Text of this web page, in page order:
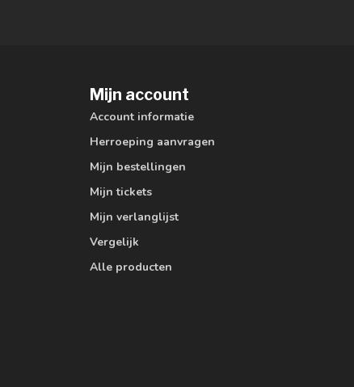
Mijn account
Account informatie
Herroeping aanvragen
Mijn bestellingen
Mijn tickets
Mijn verlanglijst
Vergelijk
Alle producten